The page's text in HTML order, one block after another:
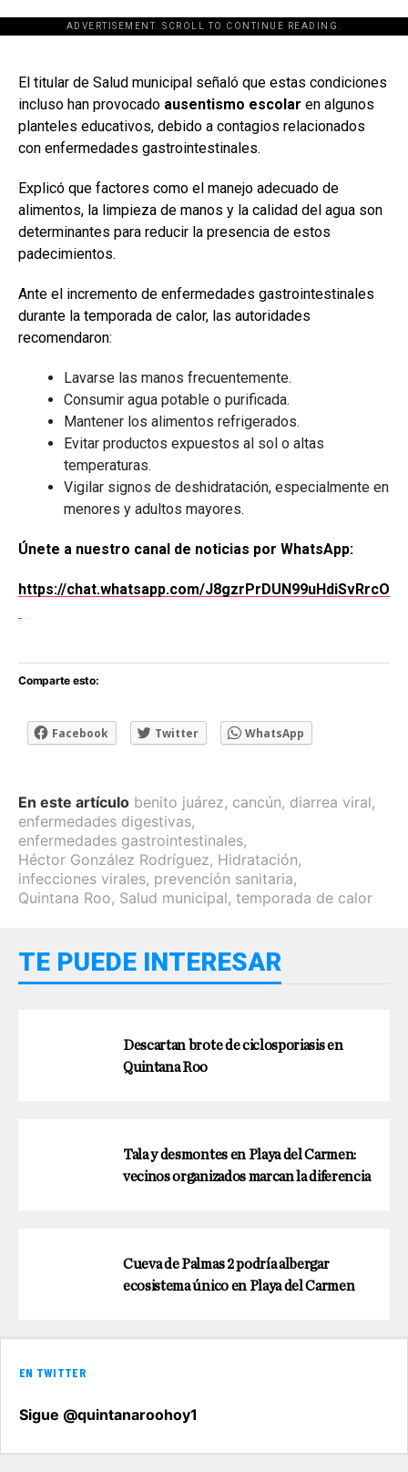
ADVERTISEMENT. SCROLL TO CONTINUE READING.
[adsforwp id="243463"]
El titular de Salud municipal señaló que estas condiciones
incluso han provocado ausentismo escolar en algunos
planteles educativos, debido a contagios relacionados
con enfermedades gastrointestinales.
Explicó que factores como el manejo adecuado de
alimentos, la limpieza de manos y la calidad del agua son
determinantes para reducir la presencia de estos
padecimientos.
Ante el incremento de enfermedades gastrointestinales
durante la temporada de calor, las autoridades
recomendaron:
Lavarse las manos frecuentemente.
Consumir agua potable o purificada.
Mantener los alimentos refrigerados.
Evitar productos expuestos al sol o altas
temperaturas.
Vigilar signos de deshidratación, especialmente en
menores y adultos mayores.
Únete a nuestro canal de noticias por WhatsApp:
https://chat.whatsapp.com/J8gzrPrDUN99uHdiSvRrcO
Comparte esto:
Facebook Twitter WhatsApp
En este artículo benito juárez, cancún, diarrea viral,
enfermedades digestivas,
enfermedades gastrointestinales,
Héctor González Rodríguez, Hidratación,
infecciones virales, prevención sanitaria,
Quintana Roo, Salud municipal, temporada de calor
TE PUEDE INTERESAR
Descartan brote de ciclosporiasis en
Quintana Roo
Tala y desmontes en Playa del Carmen:
vecinos organizados marcan la diferencia
Cueva de Palmas 2 podría albergar
ecosistema único en Playa del Carmen
EN TWITTER
Sigue @quintanaroohoy1